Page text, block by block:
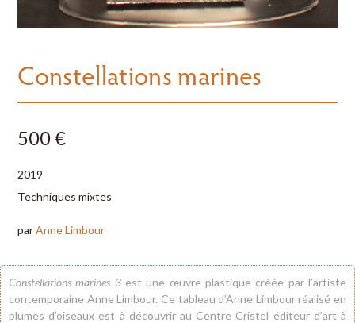
Constellations marines
500 €
2019
Techniques mixtes
parAnne Limbour
Constellations marines 3est une œuvre plastique créée par l’artiste
contemporaine Anne Limbour. Ce tableau d’Anne Limbourréalisé en
plumes d’oiseaux est à découvrir au Centre Cristel éditeur d’art à